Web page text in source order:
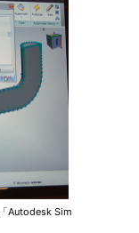
Autodesk Sim